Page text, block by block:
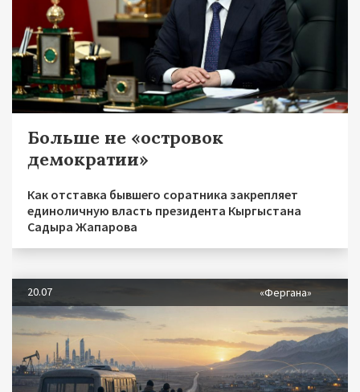
Больше не «островок
демократии»
Как отставка бывшего соратника закрепляет
единоличную власть президента Кыргыстана
Садыра Жапарова
20.07 «Фергана»